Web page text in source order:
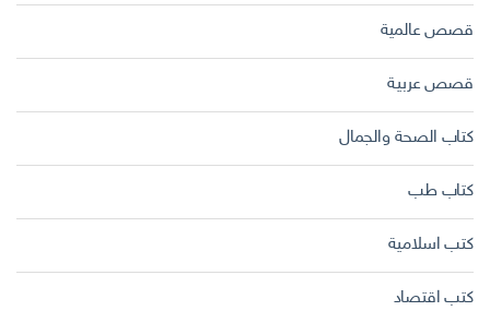
قصص عالمية
قصص عربية
كتاب الصحة والجمال
كتاب طب
كتب اسلامية
كتب اقتصاد